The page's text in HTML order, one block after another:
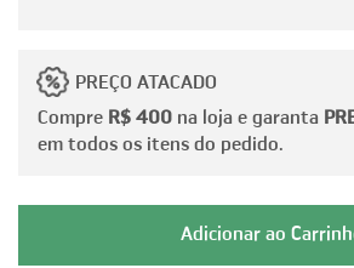
PREÇO ATACADO
Compre R$ 400 na loja e garanta
em todos os itens do pedido.